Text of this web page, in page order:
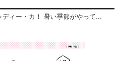
ィー・カ！ 暑い季節がやって...